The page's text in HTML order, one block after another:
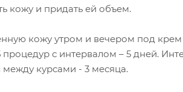
кожу и придать ей объем.
кожу утром и вечером под крем
с интервалом – 5 дней.
курсами - 3 месяца.